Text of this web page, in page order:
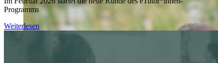
Programms
Weiterlesen